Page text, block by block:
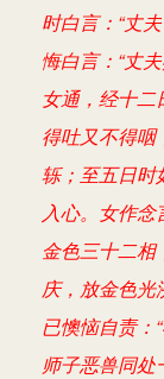
时白言：“丈
悔白言：“丈
女通，经十二
得吐又不得咽
轹；至五日时
入心。女作念
金色三十二
庆，放金色光
已懊恼自责：
师子恶兽同处